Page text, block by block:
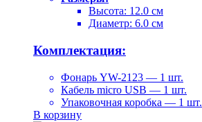
Высота: 12.0 см
Диаметр: 6.0 см
Комплектация:
Фонарь YW-2123 — 1 шт.
Кабель micro USB — 1 шт.
Упаковочная коробка — 1 шт.
В корзину